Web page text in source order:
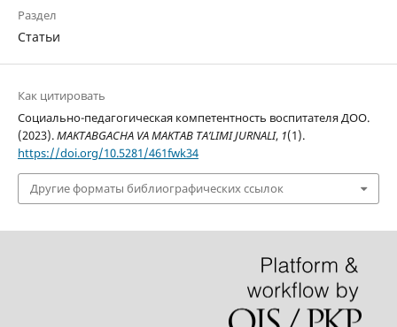
Раздел
Статьи
Как цитировать
Социально-педагогическая компетентность воспитателя ДОО.
(2023).MAKTABGACHA VA MAKTAB TA’LIMI JURNALI, 1(1).
https://doi.org/10.5281/461fwk34
Другие форматы библиографических ссылок